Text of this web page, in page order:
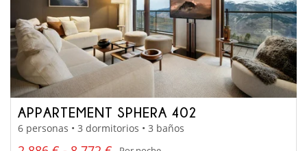
APPARTEMENT SPHERA 402
6 personas • 3 dormitorios • 3 baños